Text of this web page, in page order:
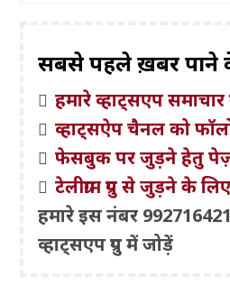
सबसे पहले ख़बरें पाने
हमारे व्हाट्सएप समाचार
व्हाट्सऐप चैनल को
फेसबुक पर जुड़ने हेतु
टेलीग्राम ग्रुप से जुड़ने के
हमारे इस नंबर
व्हाट्सएप ग्रुप में जोड़ें